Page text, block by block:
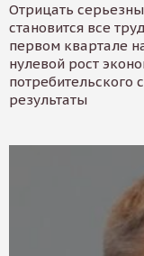
Отрицать
становится все
первом квартале
нулевой рост
потребительского
результаты